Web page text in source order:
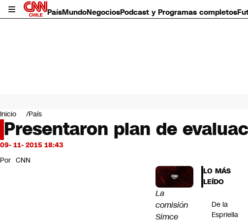
PaísMundoNegociosPodcast y Programas completos
Mundo
Negocios
Deportes
Programas completos
Servicios
Inicio País
Presentaron plan de
09- 11- 2015 18:43
Por CNN
La
comisión
Simce
LO MÁS
LEÍDO
De la
Espriella